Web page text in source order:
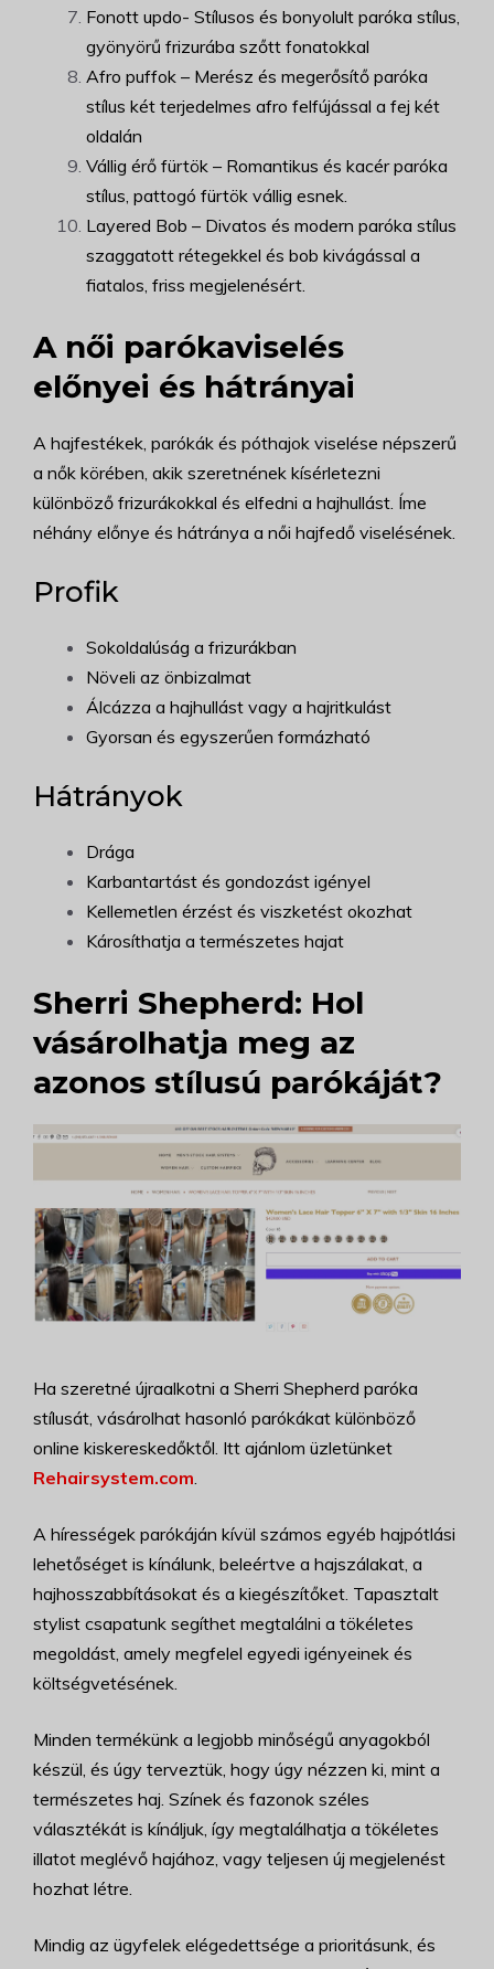
Fonott updo- Stílusos és bonyolult paróka stílus,
gyönyörű frizurába szőtt fonatokkal
Afro puffok – Merész és megerősítő paróka
stílus két terjedelmes afro felfújással a fej két
oldalán
Vállig érő fürtök – Romantikus és kacér paróka
stílus, pattogó fürtök vállig esnek.
Layered Bob – Divatos és modern paróka stílus
szaggatott rétegekkel és bob kivágással a
fiatalos, friss megjelenésért.
A női parókaviselés
előnyei és hátrányai
A hajfestékek, parókák és póthajok viselése népszerű
a nők körében, akik szeretnének kísérletezni
különböző frizurákokkal és elfedni a hajhullást. Íme
néhány előnye és hátránya a női hajfedő viselésének.
Profik
Sokoldalúság a frizurákban
Növeli az önbizalmat
Álcázza a hajhullást vagy a hajritkulást
Gyorsan és egyszerűen formázható
Hátrányok
Drága
Karbantartást és gondozást igényel
Kellemetlen érzést és viszketést okozhat
Károsíthatja a természetes hajat
Sherri Shepherd: Hol
vásárolhatja meg az
azonos stílusú parókáját?
Ha szeretné újraalkotni a Sherri Shepherd paróka
stílusát, vásárolhat hasonló parókákat különböző
online kiskereskedőktől. Itt ajánlom üzletünket
Rehairsystem.com.
A hírességek parókáján kívül számos egyéb hajpótlási
lehetőséget is kínálunk, beleértve a hajszálakat, a
hajhosszabbításokat és a kiegészítőket. Tapasztalt
stylist csapatunk segíthet megtalálni a tökéletes
megoldást, amely megfelel egyedi igényeinek és
költségvetésének.
Minden termékünk a legjobb minőségű anyagokból
készül, és úgy terveztük, hogy úgy nézzen ki, mint a
természetes haj. Színek és fazonok széles
választékát is kínáljuk, így megtalálhatja a tökéletes
illatot meglévő hajához, vagy teljesen új megjelenést
hozhat létre.
Mindig az ügyfelek elégedettsége a prioritásunk, és